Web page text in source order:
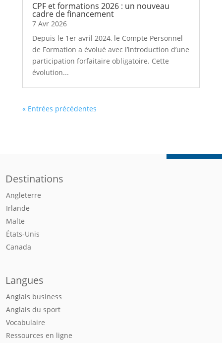
CPF et formations 2026 : un nouveau
cadre de financement
7 Avr 2026
Depuis le 1er avril 2024, le Compte Personnel
de Formation a évolué avec l’introduction d’une
participation forfaitaire obligatoire. Cette
évolution...
« Entrées précédentes
Destinations
Angleterre
Irlande
Malte
États-Unis
Canada
Langues
Anglais business
Anglais du sport
Vocabulaire
Ressources en ligne